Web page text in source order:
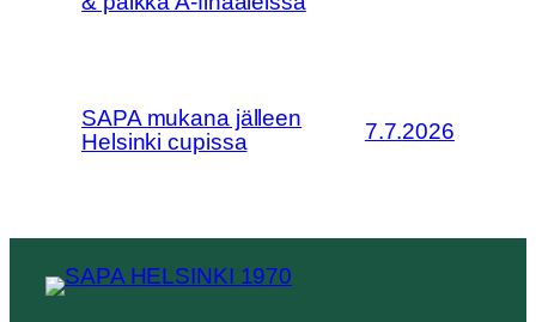
SAPA mukana jälleen
Helsinki cupissa
7.7.2026